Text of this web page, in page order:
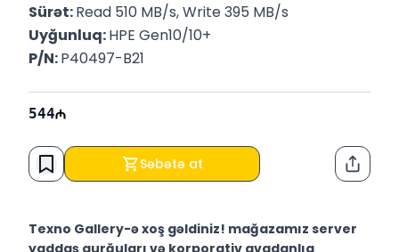
Sürət: Read 510 MB/s, Write 395 MB/s
Uyğunluq: HPE Gen10/10+
P/N: P40497-B21
544
Səbətə at
Texno Gallery-ə xoş gəldiniz! mağazamız server
yaddaş qurğuları və korporativ avadanlıq